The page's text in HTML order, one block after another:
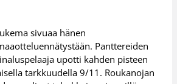
sivuaa hänen
Panttereiden
upotti kahden pisteen
tarkkuudella 9/11. Roukanojan